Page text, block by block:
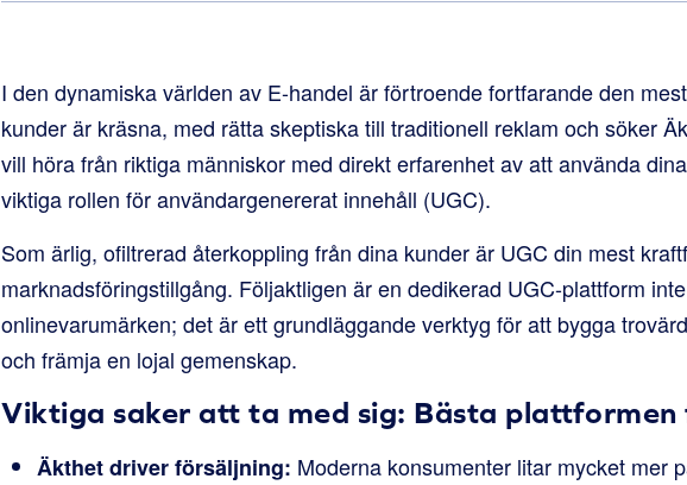
I den dynamiska världen av E-handel är förtroende fortfarande den
kunder är kräsna, med rätta skeptiska till traditionell reklam och söker
vill höra från riktiga människor med direkt erfarenhet av att använda
viktiga rollen för användargenererat innehåll (UGC).
Som ärlig, ofiltrerad återkoppling från dina kunder är UGC din mest
marknadsföringstillgång. Följaktligen är en dedikerad UGC-plattform
onlinevarumärken; det är ett grundläggande verktyg för att bygga
och främja en lojal gemenskap.
Viktiga saker att ta med sig: Bästa plattformen
Äkthet driver försäljning: Moderna konsumenter litar mycket mer